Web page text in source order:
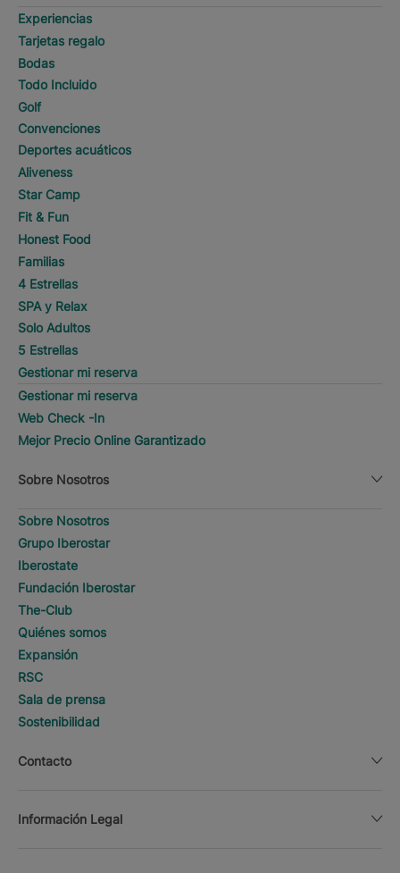
Experiencias
Tarjetas regalo
Bodas
Todo Incluido
Golf
Convenciones
Deportes acuáticos
Aliveness
Star Camp
Fit & Fun
Honest Food
Familias
4 Estrellas
SPA y Relax
Solo Adultos
5 Estrellas
Gestionar mi reserva
Gestionar mi reserva
Web Check -In
Mejor Precio Online Garantizado
Sobre Nosotros
Sobre Nosotros
Grupo Iberostar
Iberostate
Fundación Iberostar
The-Club
Quiénes somos
Expansión
RSC
Sala de prensa
Sostenibilidad
Contacto
Información Legal